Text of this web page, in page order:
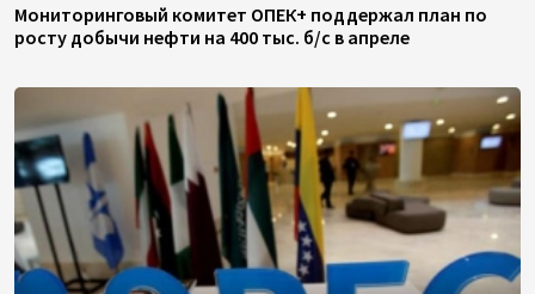
Мониторинговый комитет ОПЕК+ поддержал план по
росту добычи нефти на 400 тыс. б/с в апреле